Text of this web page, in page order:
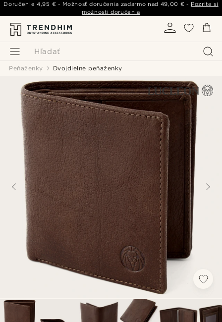
Hľadať
Doručenie4,95 € - Možnosť doručenia zadarmo nad 49,00 € - Pozrite si
možnosti doručenia
Peňaženky Dvojdielne peňaženky